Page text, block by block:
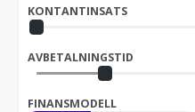
KONTANTINSATS
AVBETALNINGSTID
FINANSMODELL